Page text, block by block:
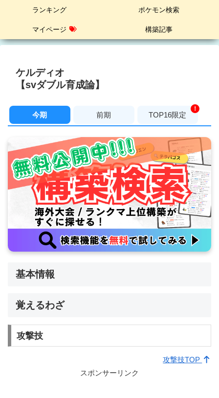
ランキング ポケモン検索
マイページ 構築記事
ケルディオ
【svダブル育成論】
今期 前期 TOP16限定
！
基本情報
覚えるわざ
攻撃技
攻撃技TOP
スポンサーリンク